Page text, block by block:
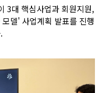
3대 핵심사업과 회원지원,
델' 사업계획 발표를 진행